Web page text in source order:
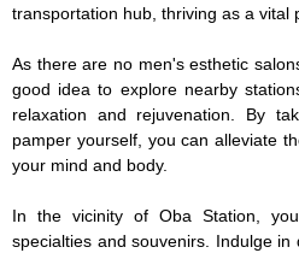
transportation hub, thriving as a vital
As there are no men's esthetic
good idea to explore nearby
relaxation and rejuvenation. By
pamper yourself, you can alleviate
your mind and body.
In the vicinity of Oba Station,
specialties and souvenirs. Indulge